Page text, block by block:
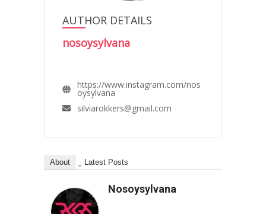
AUTHOR DETAILS
nosoysylvana
https://www.instagram.com/nos
oysylvana
silviarokkers@gmail.com
About Latest Posts
Nosoysylvana